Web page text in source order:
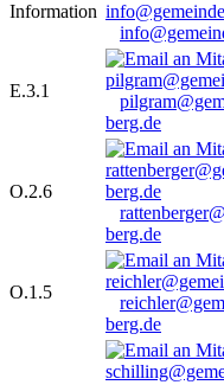
Information
E.3.1
berg.de
O.2.6
berg.de
O.1.5
berg.de